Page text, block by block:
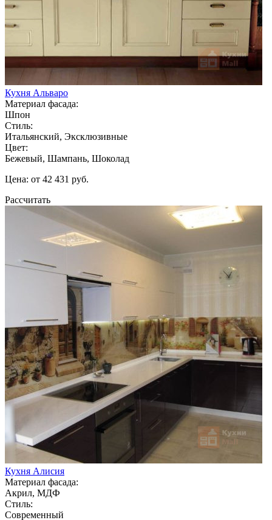
Кухня Альваро
Материал фасада:
Шпон
Стиль:
Итальянский, Эксклюзивные
Цвет:
Бежевый, Шампань, Шоколад
Цена: от 42 431 руб.
Рассчитать
Кухня Алисия
Материал фасада:
Акрил, МДФ
Стиль:
Современный